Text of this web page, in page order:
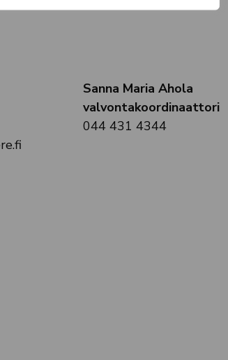
Sanna Maria Ahola
valvontakoordinaattori
044 431 4344